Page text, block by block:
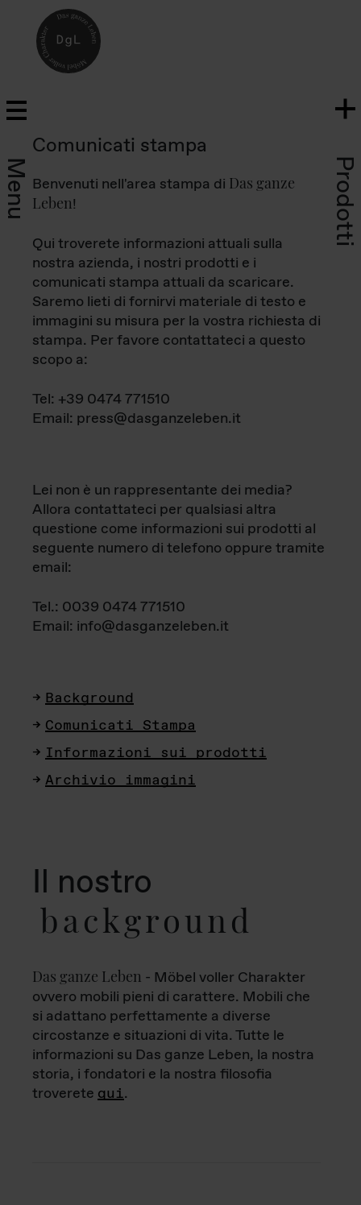
Menu Prodotti
Comunicati stampa
Benvenuti nell'area stampa di Das ganze
Leben!
Qui troverete informazioni attuali sulla
nostra azienda, i nostri prodotti e i
comunicati stampa attuali da scaricare.
Saremo lieti di fornirvi materiale di testo e
immagini su misura per la vostra richiesta di
stampa. Per favore contattateci a questo
scopo a:
Tel: +39 0474 771510
Email: press@dasganzeleben.it
Lei non è un rappresentante dei media?
Allora contattateci per qualsiasi altra
questione come informazioni sui prodotti al
seguente numero di telefono oppure tramite
email:
Tel.: 0039 0474 771510
Email: info@dasganzeleben.it
Background
Comunicati Stampa
Informazioni sui prodotti
Archivio immagini
Il nostro
background
Das ganze Leben - Möbel voller Charakter
ovvero mobili pieni di carattere. Mobili che
si adattano perfettamente a diverse
circostanze e situazioni di vita. Tutte le
informazioni su Das ganze Leben, la nostra
storia, i fondatori e la nostra filosofia
troverete qui.